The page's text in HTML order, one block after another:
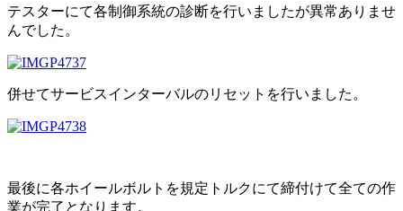
テスターにて各制御系統の診断を行いましたが異常ありませ
んでした。
併せてサービスインターバルのリセットを行いました。
最後に各ホイールボルトを規定トルクにて締付けて全ての作
業が完了となります。